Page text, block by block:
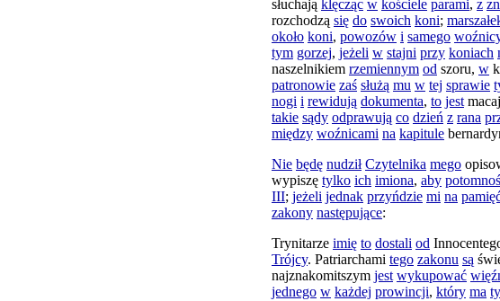
słuchają klęcząc w kościele parami, z
rozchodzą się do swoich koni;
około koni, powozów i samego
tym gorzej, jeżeli w stajni przy koniach
naszelnikiem rzemiennym od szoru, w
patronowie zaś służą mu w tej sprawie
nogi i rewidują dokumenta, to jest
takie sądy odprawują co dzień z rana
między woźnicami na kapitule
Nie będę nudził Czytelnika mego
wypiszę tylko ich imiona, aby
III; jeżeli jednak przyńdzie mi na
zakony następujące:
Trynitarze imię to dostali od
Trójcy. Patriarchami tego zakonu są
najznakomitszym jest wykupować
jednego w każdej prowincji, który ma